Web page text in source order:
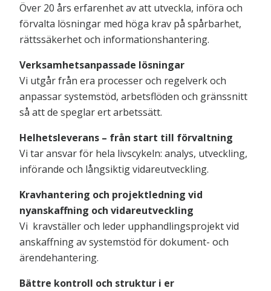
Över 20 års erfarenhet av att utveckla, införa och
förvalta lösningar med höga krav på spårbarhet,
rättssäkerhet och informationshantering.
Verksamhetsanpassade lösningar
Vi utgår från era processer och regelverk och
anpassar systemstöd, arbetsflöden och gränssnitt
så att de speglar ert arbetssätt.
Helhetsleverans – från start till förvaltning
Vi tar ansvar för hela livscykeln: analys, utveckling,
införande och långsiktig vidareutveckling.
Kravhantering och projektledning vid
nyanskaffning och vidareutveckling
Vi kravställer och leder upphandlingsprojekt vid
anskaffning av systemstöd för dokument- och
ärendehantering.
Bättre kontroll och struktur i er